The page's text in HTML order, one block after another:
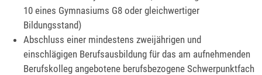
10 eines Gymnasiums G8 oder gleichwertiger
Bildungsstand)
Abschluss einer mindestens zweijährigen und
einschlägigen Berufsausbildung für das am aufnehmenden
Berufskolleg angebotene berufsbezogene Schwerpunktfach